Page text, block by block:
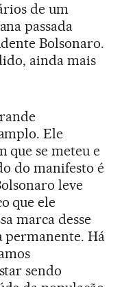
de um
passada
Bolsonaro.
ainda mais
Ele
que se meteu e
do manifesto é
leve
que ele
marca desse
permanente. Há
sendo